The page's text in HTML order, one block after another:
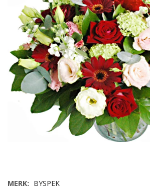
MERK: BYSPEK